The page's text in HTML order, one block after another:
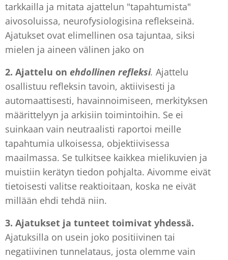
tarkkailla ja mitata ajattelun "tapahtumista"
aivosoluissa, neurofysiologisina reflekseinä.
Ajatukset ovat elimellinen osa tajuntaa, siksi
mielen ja aineen välinen jako on
2. Ajattelu on ehdollinen refleksi. Ajattelu
osallistuu refleksin tavoin, aktiivisesti ja
automaattisesti, havainnoimiseen, merkityksen
määrittelyyn ja arkisiin toimintoihin. Se ei
suinkaan vain neutraalisti raportoi meille
tapahtumia ulkoisessa, objektiivisessa
maailmassa. Se tulkitsee kaikkea mielikuvien ja
muistiin kerätyn tiedon pohjalta. Aivomme eivät
tietoisesti valitse reaktioitaan, koska ne eivät
millään ehdi tehdä niin.
3. Ajatukset ja tunteet toimivat yhdessä.
Ajatuksilla on usein joko positiivinen tai
negatiivinen tunnelataus, josta olemme vain